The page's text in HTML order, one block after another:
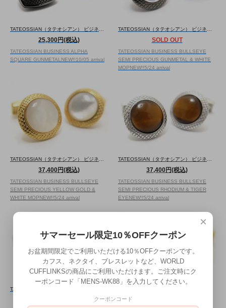
TATEOSSIAN（タテオシアン） ビジネス アルファスクウェアカフス（ガンメタル）（カフスボタン/カフリンクス） - ブランド
25,300円(税込)
TATEOSSIAN BUSINESS ALPHA
SQUARE GUNMETALNEW!!10/05 arrival
TATEOSSIAN（タテオシアン） ビジネス ブルズアイ半貴石カフス（ガンメタル＆白蝶貝）（カフスボタン/カフリンクス） - ブランド
SOLD OUT
TATEOSSIAN BUSINESS BULLSEYE
SEMI PRECIOUS GUNMETAL & WHITE
MOPNEW!!5/24 arrival
TATEOSSIAN（タテオシアン） ビジネス ブルズアイ半貴石カフス（イエローゴールド＆白蝶貝）（カフスボタン/カフリンクス） - ブランド
37,400円(税込)
TATEOSSIAN BUSINESS BULLSEYE
SEMI PRECIOUS YELLOW GOLD &
WHITE MOPNEW!!5/24 arrival
TATEOSSIAN（タテオシアン） ビジネス ブルズアイ半貴石カフス（ロジウム＆タイガーアイ）（カフスボタン/カフリンクス） - ブランド
37,400円(税込)
TATEOSSIAN BUSINESS BULLSEYE
SEMI PRECIOUS RHODIUM & TIGER
EYENEW!!5/24 arrival
×
サマーセール限定10％OFFクーポン
お盆期間限定でご利用いただける10％OFFクーポンです。
カフス、ネクタイ、ブレスレットなど、WORLD
CUFFLINKSの商品にご利用いただけます。ご注文時にク
ーポンコード「MENS-WK88」を入力してください。
クーポンコード